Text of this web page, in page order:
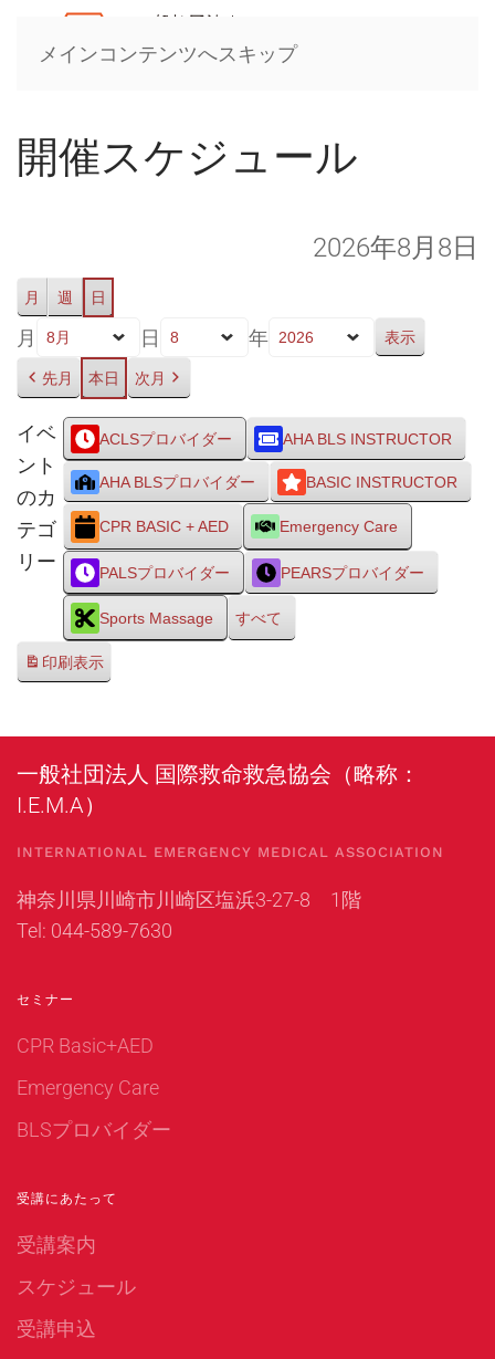
メインコンテンツへスキップ
開催スケジュール
2026年8月8日
月 週 日
月 日 年
先月 本日 次月
イベ
ント
のカ
テゴ
リー
ACLSプロバイダー AHA BLS INSTRUCTOR
AHA BLSプロバイダー BASIC INSTRUCTOR
CPR BASIC + AED Emergency Care
PALSプロバイダー PEARSプロバイダー
Sports Massage すべて
印刷表示
一般社団法人 国際救命救急協会（略称：
I.E.M.A）
INTERNATIONAL EMERGENCY MEDICAL ASSOCIATION
神奈川県川崎市川崎区塩浜3-27-8 1階
Tel: 044-589-7630
セミナー
CPR Basic+AED
Emergency Care
BLSプロバイダー
受講にあたって
受講案内
スケジュール
受講申込